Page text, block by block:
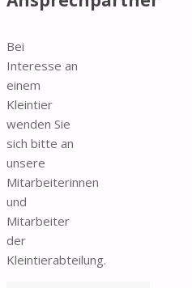
Bei
Interesse an
einem
Kleintier
wenden Sie
sich bitte an
unsere
Mitarbeiterinnen
und
Mitarbeiter
der
Kleintierabteilung.